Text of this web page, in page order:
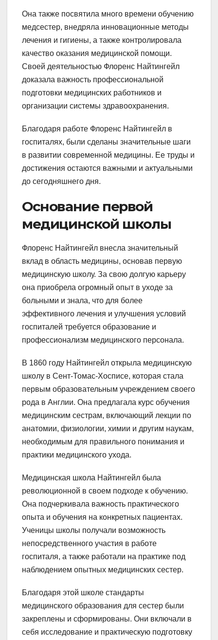
Она также посвятила много времени обучению
медсестер, внедряла инновационные методы
лечения и гигиены, а также контролировала
качество оказания медицинской помощи.
Своей деятельностью Флоренс Найтингейл
доказала важность профессиональной
подготовки медицинских работников и
организации системы здравоохранения.
Благодаря работе Флоренс Найтингейл в
госпиталях, были сделаны значительные шаги
в развитии современной медицины. Ее труды и
достижения остаются важными и актуальными
до сегодняшнего дня.
Основание первой
медицинской школы
Флоренс Найтингейл внесла значительный
вклад в область медицины, основав первую
медицинскую школу. За свою долгую карьеру
она приобрела огромный опыт в уходе за
больными и знала, что для более
эффективного лечения и улучшения условий
госпиталей требуется образование и
профессионализм медицинского персонала.
В 1860 году Найтингейл открыла медицинскую
школу в Сент-Томас-Хосписе, которая стала
первым образовательным учреждением своего
рода в Англии. Она предлагала курс обучения
медицинским сестрам, включающий лекции по
анатомии, физиологии, химии и другим наукам,
необходимым для правильного понимания и
практики медицинского ухода.
Медицинская школа Найтингейл была
революционной в своем подходе к обучению.
Она подчеркивала важность практического
опыта и обучения на конкретных пациентах.
Ученицы школы получали возможность
непосредственного участия в работе
госпиталя, а также работали на практике под
наблюдением опытных медицинских сестер.
Благодаря этой школе стандарты
медицинского образования для сестер были
закреплены и сформированы. Они включали в
себя исследование и практическую подготовку